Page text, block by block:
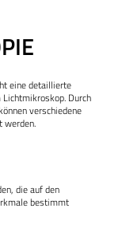
eine detaillierte
Durch
verschiedene
werden.
die auf den
bestimmt